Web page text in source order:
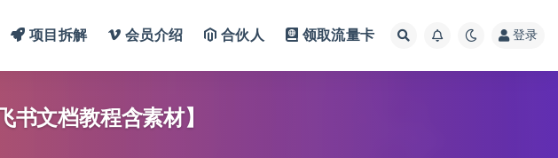
项目拆解 会员介绍 合伙人 领取流量卡 登录
文档教程含素材】